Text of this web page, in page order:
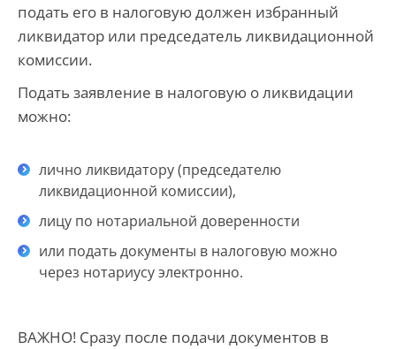
подать его в налоговую должен избранный
ликвидатор или председатель ликвидационной
комиссии.
Подать заявление в налоговую о ликвидации
можно:
лично ликвидатору (председателю
ликвидационной комиссии),
лицу по нотариальной доверенности
или подать документы в налоговую можно
через нотариусу электронно.
ВАЖНО! Сразу после подачи документов в